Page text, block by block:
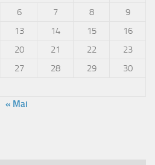
6 7 8
9
13 14 15
16
20 21 22
23
27 28 29
30
« Mai